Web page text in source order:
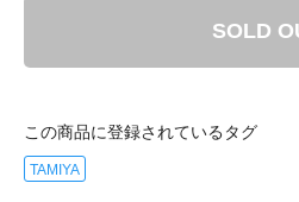
SOLD
この商品に登録されているタグ
TAMIYA